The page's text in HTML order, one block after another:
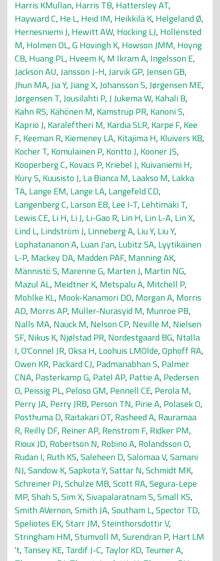
Harris KMullan, Harris TB, Hattersley AT,
Hayward C, He L, Heid IM, Heikkilä K, Helgeland Ø,
Hernesniemi J, Hewitt AW, Hocking LJ, Hollensted
M, Holmen OL,G Hovingh K, Howson JMM, Hoyng
CB, Huang PL, Hveem K, M Ikram A, Ingelsson E,
Jackson AU,Jansson J-H,Jarvik GP,Jensen GB,
Jhun MA,Jia Y,Jiang X,Johansson S,Jørgensen ME,
Jørgensen T,Jousilahti P,J Jukema W, Kahali B,
Kahn RS, Kähönen M, Kamstrup PR, Kanoni S,
Kaprio J, Karaleftheri M, Kardia SLR, Karpe F, Kee
F, Keeman R, Kiemeney LA, Kitajima H, Kluivers KB,
Kocher T, Komulainen P, Kontto J, Kooner JS,
Kooperberg C, Kovacs P, Kriebel J, Kuivaniemi H,
Küry S, Kuusisto J, La Bianca M, Laakso M, Lakka
TA, Lange EM, Lange LA, Langefeld CD,
Langenberg C, Larson EB, Lee I-T, Lehtimäki T,
Lewis CE, Li H, Li J, Li-Gao R, Lin H, Lin L-A, Lin X,
Lind L, Lindström J, Linneberg A, Liu Y, Liu Y,
Lophatananon A, Luan J'an, Lubitz SA, Lyytikäinen
L-P, Mackey DA, Madden PAF, Manning AK,
Männistö S, Marenne G, Marten J, Martin NG,
Mazul AL, Meidtner K, Metspalu A, Mitchell P,
Mohlke KL, Mook-Kanamori DO, Morgan A, Morris
AD, Morris AP, Müller-Nurasyid M, Munroe PB,
Nalls MA, Nauck M, Nelson CP, Neville M, Nielsen
SF, Nikus K, Njølstad PR, Nordestgaard BG, Ntalla
I,O'Connel JR,Oksa H, Loohuis LMOlde,Ophoff RA,
Owen KR, Packard CJ, Padmanabhan S, Palmer
CNA, Pasterkamp G, Patel AP, Pattie A, Pedersen
O, Peissig PL, Peloso GM, Pennell CE, Perola M,
Perry JA, Perry JRB, Person TN, Pirie A, Polasek O,
Posthuma D, Raitakari OT, Rasheed A, Rauramaa
R, Reilly DF, Reiner AP, Renstrom F, Ridker PM,
Rioux JD, Robertson N, Robino A, Rolandsson O,
Rudan I, Ruth KS,Saleheen D,Salomaa V,Samani
NJ,Sandow K,Sapkota Y,Sattar N,Schmidt MK,
Schreiner PJ,Schulze MB,Scott RA,Segura-Lepe
MP,Shah S,Sim X,Sivapalaratnam S,Small KS,
Smith AVernon,Smith JA,Southam L,Spector TD,
Speliotes EK,Starr JM,Steinthorsdottir V,
Stringham HM,Stumvoll M,Surendran P, Hart LM
't, Tansey KE, Tardif J-C, Taylor KD, Teumer A,